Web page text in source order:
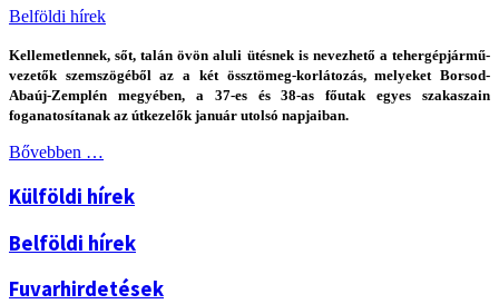
Belföldi hírek
Kellemetlennek, sőt, talán övön aluli ütésnek is nevezhető a tehergépjármű-
vezetők szemszögéből az a két össztömeg-korlátozás, melyeket Borsod-
Abaúj-Zemplén megyében, a 37-es és 38-as főutak egyes szakaszain
foganatosítanak az útkezelők január utolsó napjaiban.
Bővebben …
Külföldi hírek
Belföldi hírek
Fuvarhirdetések